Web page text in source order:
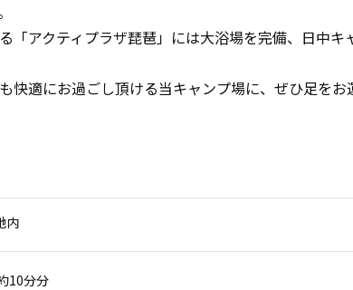
「アクティプラザ琵琶」には大浴場を完備、日中
快適にお過ごし頂ける当キャンプ場に、ぜひ足をお
内
10分分